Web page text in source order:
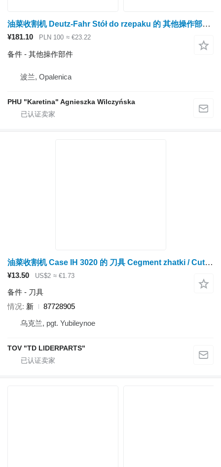
油菜收割机 Deutz-Fahr Stół do rzepaku 的 其他操作部件 kosy boczne – przekładnia Schumacher ZIegler
¥181.10 PLN 100 ≈ €23.22
备件 - 其他操作部件
波兰, Opalenica
PHU "Karetina" Agnieszka Wilczyńska
油菜收割机 Case IH 3020 的 刀具 Cegment zhatki / Cutting head section 87728905
¥13.50 US$2 ≈ €1.73
备件 - 刀具
情况 新
87728905
乌克兰, pgt. Yubileynoe
TOV "TD LIDERPARTS"